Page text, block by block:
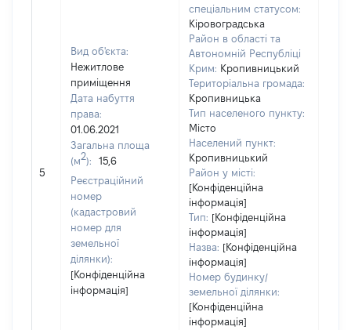
5
Вид об'єкта:
Нежитлове
приміщення
Дата набуття
права:
01.06.2021
Загальна площа
(м2):
15,6
Реєстраційний
номер
(кадастровий
номер для
земельної
ділянки):
[Конфіденційна
інформація]
спеціальним статусом:
Кіровоградська
Район в області та
Автономній Республіці
Крим: Кропивницький
Територіальна громада:
Кропивницька
Тип населеного пункту:
Місто
Населений пункт:
Кропивницький
Район у місті:
[Конфіденційна
інформація]
Тип: [Конфіденційна
інформація]
Назва: [Конфіденційна
інформація]
Номер будинку/
земельної ділянки:
[Конфіденційна
інформація]